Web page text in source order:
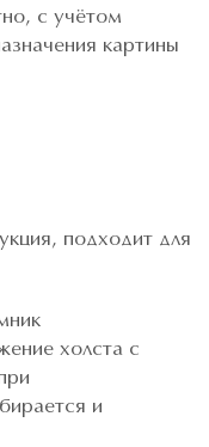
с учётом
картины
подходит для
холста с
и